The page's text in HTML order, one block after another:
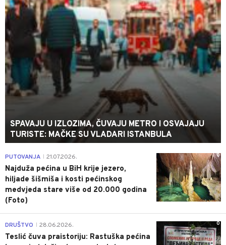
SPAVAJU U IZLOZIMA, ČUVAJU METRO I OSVAJAJU
TURISTE: MAČKE SU VLADARI ISTANBULA
0
PUTOVANJA 21.07.2026.
Najduža pećina u BiH krije jezero,
hiljade šišmiša i kosti pećinskog
medvjeda stare više od 20.000 godina
(Foto)
0
DRUŠTVO 28.06.2026.
Teslić čuva praistoriju: Rastuška pećina